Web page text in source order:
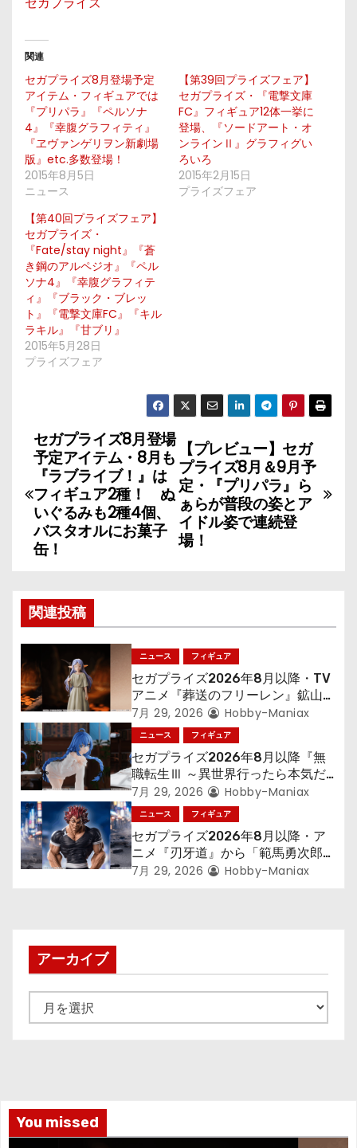
関連
セガプライズ8月登場予定
アイテム・フィギュアでは
『プリパラ』『ペルソナ
4』『幸腹グラフィティ』
『ヱヴァンゲリヲン新劇場
版』etc.多数登場！
2015年8月5日
ニュース
【第39回プライズフェア】
セガプライズ・『電撃文庫
FC』フィギュア12体一挙に
登場、『ソードアート・オ
ンラインⅡ』グラフィグい
ろいろ
2015年2月15日
プライズフェア
【第40回プライズフェア】
セガプライズ・
『Fate/stay night』『蒼
き鋼のアルペジオ』『ペル
ソナ4』『幸腹グラフィテ
ィ』『ブラック・ブレッ
ト』『電撃文庫FC』『キル
ラキル』『甘ブリ』
2015年5月28日
プライズフェア
投
稿
ナ
ビ
ー
シ
ョ
ン
【プレビュー】セガ
プライズ8月＆9月予
定・『プリパラ』ら
ぁらが普段の姿とア
イドル姿で連続登
場！
セガプライズ8月登場
予定アイテム・8月も
『ラブライブ！』は
フィギュア2種！ ぬ
いぐるみも2種4個、
バスタオルにお菓子
缶！
関連投稿
ニュース フィギュア
セガプライズ2026年8月以降・TV
アニメ『葬送のフリーレン』鉱山で
300年働くことになっっちゃった
「フリーレン」を立体化！
7月 29, 2026 Hobby-Maniax
ニュース フィギュア
セガプライズ2026年8月以降『無
職転生Ⅲ ～異世界行ったら本気だ
す～』から「ロキシー」のフィギュ
アが登場！
7月 29, 2026 Hobby-Maniax
ニュース フィギュア
セガプライズ2026年8月以降・ア
ニメ『刃牙道』から「範馬勇次郎」
が登場ッッ!!
7月 29, 2026 Hobby-Maniax
アーカイブ
ー
You missed